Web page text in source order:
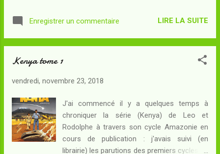
créature... En 1949, Kathy et Delio sont
Kenya une bête préhistorique occupée à
brouter un arbre en compagnie de deux
trophée aussi extraordinaire à lui tout seul,
seul revenu de l'expédition, a été le témoin
moment est venu de partir dans la brousse
et d'essayer de retrouver les traces du safari
de Remington, histoire de voir s'il n'y aurait
pas d'autres indices du passage des
Enregistrer un commentaire LIRE LA SUITE
Kenya tome 1
vendredi, novembre 23, 2018
J'ai commencé il y a quelques temps à
chroniquer la série (Kenya) de Leo et
Rodolphe à travers son cycle Amazonie en
cours de publication : j'avais suivi (en
librairie) les parutions des premiers cycles de